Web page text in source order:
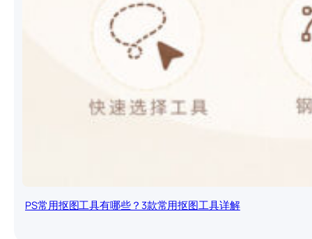
PS常用抠图工具有哪些？3款常用抠图工具详解